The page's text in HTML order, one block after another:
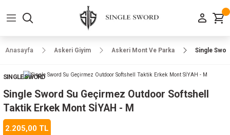
Geri Dön
Geri Dön
Geri Dön
Geri Dön
Geri Dön
Geri Dön
Geri Dön
Anasayfa Askeri Giyim Askeri Mont Ve Parka Single
SINGLE SWORD
Single Sword Su Geçirmez Outdoor Softshell
Taktik Erkek Mont SİYAH - M
2.205,00 TL